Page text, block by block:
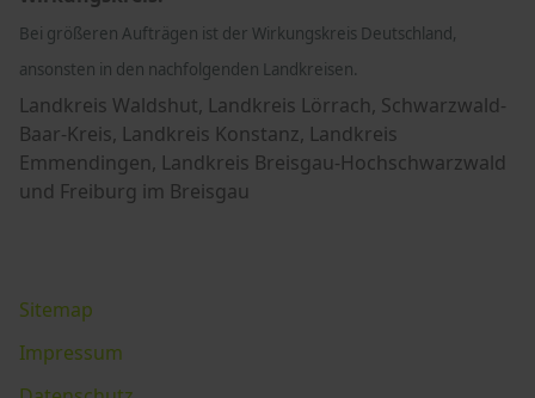
Bei größeren Aufträgen ist der Wirkungskreis Deutschland,
ansonsten in den nachfolgenden Landkreisen.
Landkreis Waldshut, Landkreis Lörrach, Schwarzwald-
Baar-Kreis, Landkreis Konstanz, Landkreis
Emmendingen, Landkreis Breisgau-Hochschwarzwald
und Freiburg im Breisgau
Sitemap
Impressum